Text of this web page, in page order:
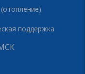
поддержка